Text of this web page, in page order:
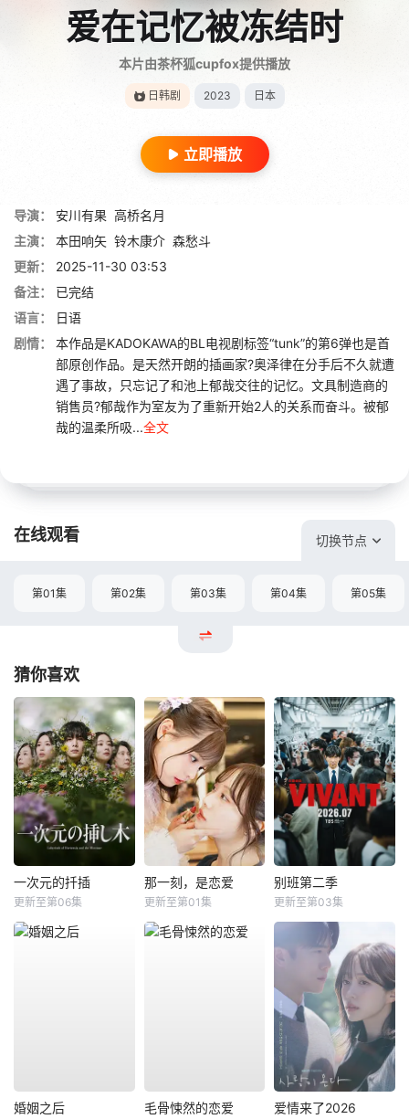
爱在记忆被冻结时
本片由茶杯狐cupfox提供播放
日韩剧 2023 日本
立即播放
导演： 安川有果 高桥名月
主演：
本田响矢 铃木康介 森愁斗
更新：
2025-11-30 03:53
备注：
已完结
语言：
日语
剧情：
本作品是KADOKAWA的BL电视剧标签“tunk”的第6弹也是首
部原创作品。是天然开朗的插画家?奥泽律在分手后不久就遭
遇了事故，只忘记了和池上郁哉交往的记忆。文具制造商的
销售员?郁哉作为室友为了重新开始2人的关系而奋斗。被郁
哉的温柔所吸...全文
在线观看 切换节点
第01集 第02集 第03集 第04集 第05集
猜你喜欢
一次元的扦插
更新至第06集
那一刻，是恋爱
更新至第01集
别班第二季
更新至第03集
婚姻之后 毛骨悚然的恋爱 爱情来了2026